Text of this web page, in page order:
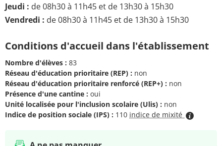
Jeudi : de 08h30 à 11h45 et de 13h30 à 15h30
Vendredi : de 08h30 à 11h45 et de 13h30 à 15h30
Conditions d'accueil dans l'établissement
Nombre d'élèves : 83
Réseau d'éducation prioritaire (REP) : non
Réseau d'éducation prioritaire renforcé (REP+) : non
Présence d'une cantine : oui
Unité localisée pour l'inclusion scolaire (Ulis) : non
Indice de position sociale (IPS) : 110 indice de mixité